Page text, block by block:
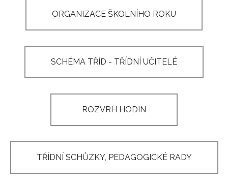
ORGANIZACE ŠKOLNÍHO ROKU
SCHÉMA TŘÍD - TŘÍDNÍ UČITELÉ
ROZVRH HODIN
TŘÍDNÍ SCHŮZKY, PEDAGOGICKÉ RADY